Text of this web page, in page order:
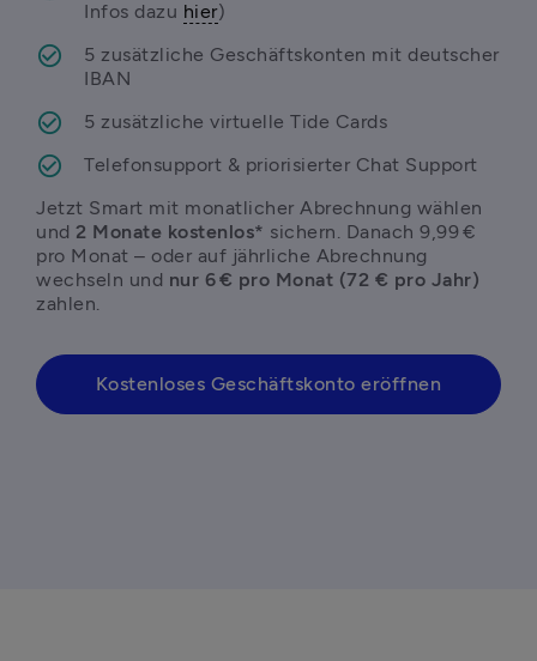
Infos dazu hier)
5 zusätzliche Geschäftskonten mit deutscher
IBAN
5 zusätzliche virtuelle Tide Cards
Telefonsupport & priorisierter Chat Support
Jetzt Smart mit monatlicher Abrechnung wählen
und 2 Monate kostenlos* sichern. Danach 9,99 €
pro Monat – oder auf jährliche Abrechnung
wechseln und
zahlen.
Kostenloses Geschäftskonto eröffnen